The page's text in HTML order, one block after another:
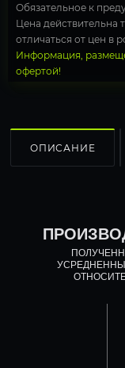
Обязательное к
Цена действительна
отличаться от цен в
Информация,
офертой!
ОПИСАНИЕ